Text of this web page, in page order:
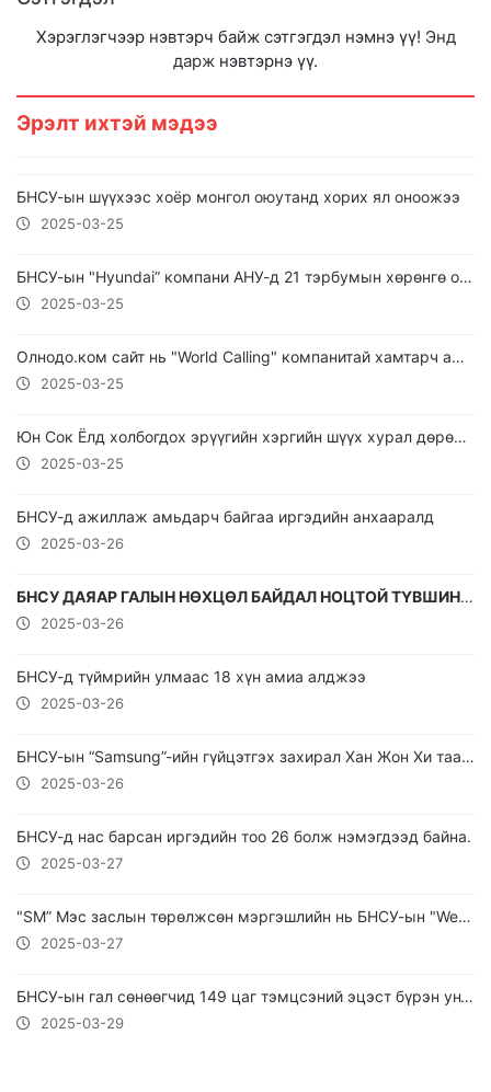
Хэрэглэгчээр нэвтэрч байж сэтгэгдэл нэмнэ үү! Энд
дарж нэвтэрнэ үү.
Эрэлт ихтэй мэдээ
БНСУ-ын шүүхээс хоёр монгол оюутанд хорих ял оноожээ
2025-03-25
БНСУ-ын "Hyundai” компани АНУ-д 21 тэрбумын хөрөнгө оруулна
2025-03-25
Олнодо.ком сайт нь "World Calling" компанитай хамтарч ажиллана.
2025-03-25
Юн Сок Ёлд холбогдох эрүүгийн хэргийн шүүх хурал дөрөвдүгээр сарын 14-нд болно
2025-03-25
БНСУ-д ажиллаж амьдарч байгаа иргэдийн анхааралд
2025-03-26
БНСУ ДАЯАР ГАЛЫН НӨХЦӨЛ БАЙДАЛ НОЦТОЙ ТҮВШИНД ХҮРСЭНИЙГ ЗАРЛАЛАА.
2025-03-26
БНСУ-д түймрийн улмаас 18 хүн амиа алджээ
2025-03-26
БНСУ-ын “Samsung”-ийн гүйцэтгэх захирал Хан Жон Хи таалал төгсжээ
2025-03-26
БНСУ-д нас барсан иргэдийн тоо 26 болж нэмэгдээд байна.
2025-03-27
"SM” Мэс заслын төрөлжсөн мэргэшлийн нь БНСУ-ын "WeBien" Эмнэлэгтэй хамтран ажиллах санамж бичигт гарын үсэг зурлаа...
2025-03-27
БНСУ-ын гал сөнөөгчид 149 цаг тэмцсэний эцэст бүрэн унтрааж чаджээ.
2025-03-29